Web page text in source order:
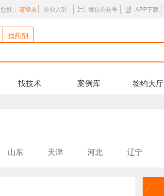
您好， 请登录 企业入驻 微信公众号 APP下载
找药剂
找技术 案例库 签约大厅
山东 天津 河北 辽宁
国外